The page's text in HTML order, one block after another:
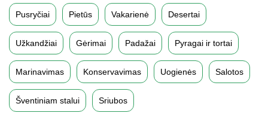
Pusryčiai Pietūs Vakarienė Desertai
Užkandžiai Gėrimai Padažai Pyragai ir tortai
Marinavimas Konservavimas Uogienės Salotos
Šventiniam stalui Sriubos